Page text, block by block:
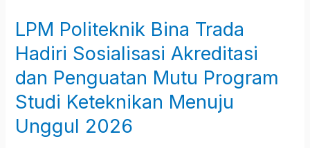
LPM Politeknik Bina Trada
Hadiri Sosialisasi Akreditasi
dan Penguatan Mutu Program
Studi Keteknikan Menuju
Unggul 2026
Bina
Trada
Sosialisasi
Akreditasi
dan
Penguatan